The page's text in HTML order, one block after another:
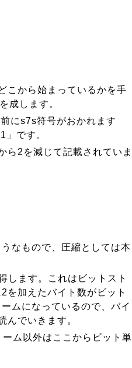
こから始まっているかを手
成します。
にs7s符号がおかれます
です。
ら2を減じて記載されていま
なもので、圧縮としては本
します。これはビットスト
を加えたバイト数がビット
ムになっているので、バイ
んでいきます。
ム以外はここからビット単